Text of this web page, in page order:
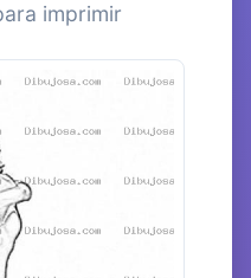
imprimir